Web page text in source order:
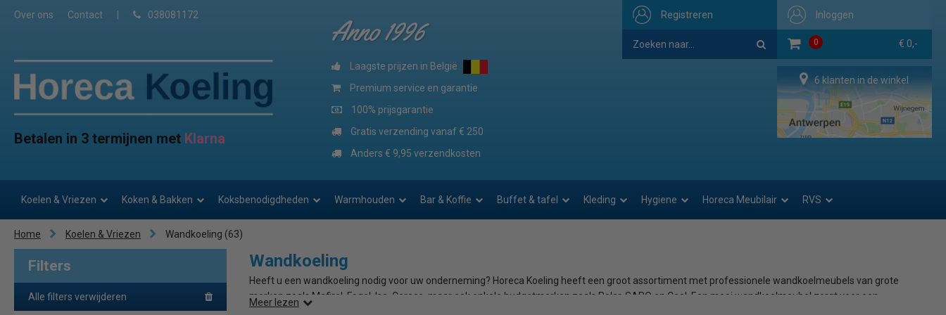
Over ons Contact 038081172 Inloggen
0 € 0,-
Registreren
Betalen in 3 termijnen met Klarna
Anno 1996
Laagste prijzen in België
Premium service en garantie
100% prijsgarantie
Gratis verzending vanaf € 250
Anders € 9,95 verzendkosten
6 klanten in de winkel
Koelen & Vriezen Koken & Bakken Koksbenodigdheden Warmhouden Bar & Koffie Buffet & tafel Kleding Hygiene Horeca Meubilair RVS
Home Koelen & Vriezen Wandkoeling (63)
Filters
Alle filters verwijderen
Wandkoeling
Heeft u een wandkoeling nodig voor uw onderneming? Horeca Koeling heeft een groot assortiment met professionele wandkoelmeubels van grote
merken zoals Mafirol, Fogal, Isa, Coreco, maar ook enkele budgetmerken zoals Polar, SARO en Cool. Een mooi wandkoelmeubel zorgt voor een
Meer lezen